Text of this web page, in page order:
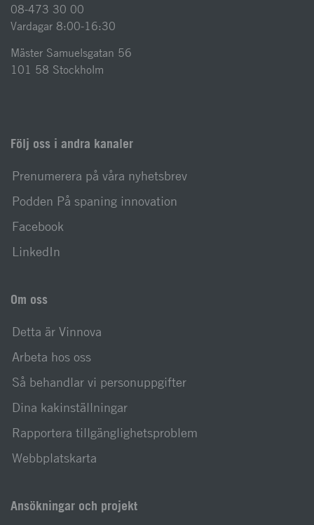
08-473 30 00
Vardagar 8:00-16:30
Mäster Samuelsgatan 56
101 58 Stockholm
Följ oss i andra kanaler
Prenumerera på våra nyhetsbrev
Podden På spaning innovation
Facebook
LinkedIn
Om oss
Detta är Vinnova
Arbeta hos oss
Så behandlar vi personuppgifter
Dina kakinställningar
Rapportera tillgänglighetsproblem
Webbplatskarta
Ansökningar och projekt